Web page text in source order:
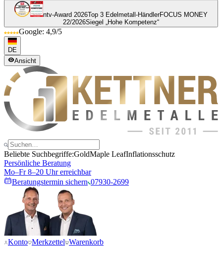
ntv-Award 2026Top 3 Edelmetall-HändlerFOCUS MONEY
22/2026Siegel „Hohe Kompetenz“
Google: 4,9/5
DE
Ansicht
Beliebte Suchbegriffe:GoldMaple LeafInflationsschutz
Persönliche Beratung
Mo–Fr 8–20 Uhr erreichbar
Beratungstermin sichern 07930-2699
Konto Merkzettel Warenkorb